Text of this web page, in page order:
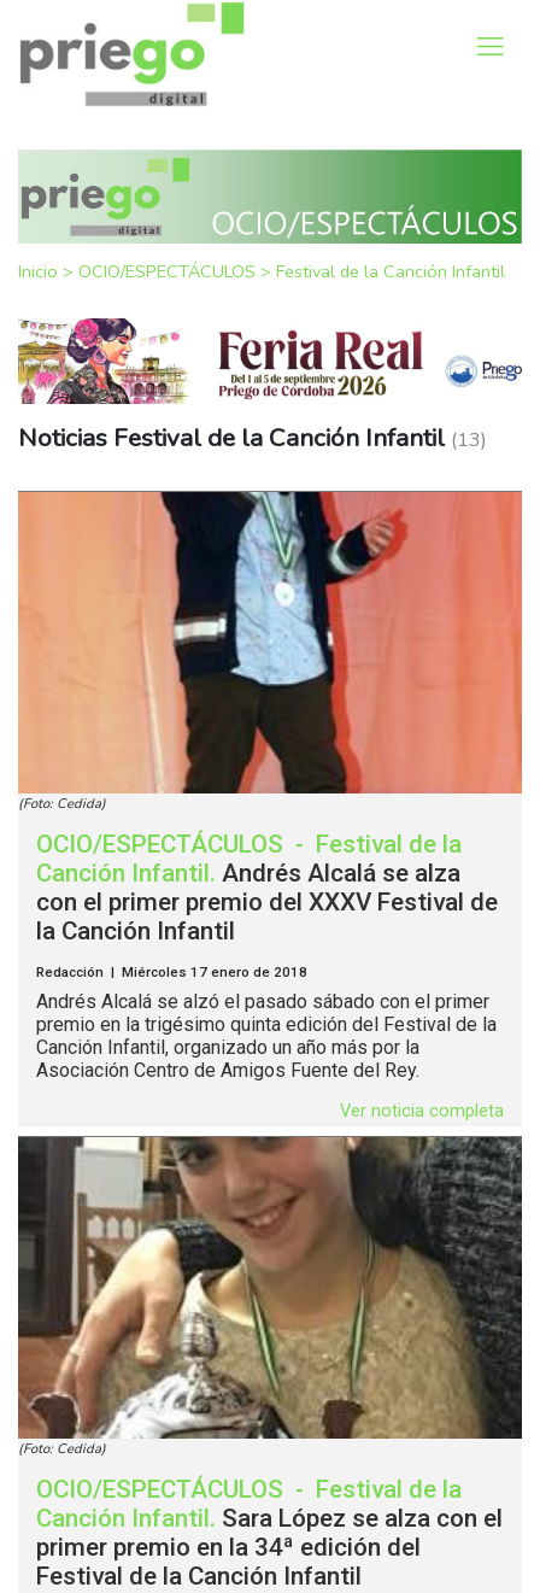
Inicio > OCIO/ESPECTÁCULOS > Festival de la Canción Infantil
Noticias Festival de la Canción Infantil (13)
(Foto: Cedida)
OCIO/ESPECTÁCULOS - Festival de la
Canción Infantil. Andrés Alcalá se alza
con el primer premio del XXXV Festival de
la Canción Infantil
Redacción | Miércoles 17 enero de 2018
Andrés Alcalá se alzó el pasado sábado con el primer
premio en la trigésimo quinta edición del Festival de la
Canción Infantil, organizado un año más por la
Asociación Centro de Amigos Fuente del Rey.
Ver noticia completa
(Foto: Cedida)
OCIO/ESPECTÁCULOS - Festival de la
Canción Infantil. Sara López se alza con el
primer premio en la 34ª edición del
Festival de la Canción Infantil